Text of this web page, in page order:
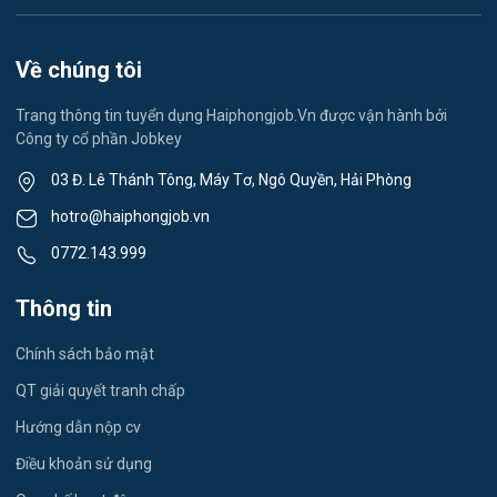
Lái xe
Tiếng Nhật
Du lịch
Công nhân
Thời Vụ
Việc làm Nam Đồng
Việc làm Tân Hưng
Việc làm Ái Quốc
Việc làm Chu Văn An
Về chúng tôi
Trang thông tin tuyển dụng Haiphongjob.Vn được vận hành bởi
Công ty cổ phần Jobkey
03 Đ. Lê Thánh Tông, Máy Tơ, Ngô Quyền, Hải Phòng
hotro@haiphongjob.vn
0772.143.999
Thông tin
Chính sách bảo mật
QT giải quyết tranh chấp
Hướng dẫn nộp cv
Điều khoản sử dụng